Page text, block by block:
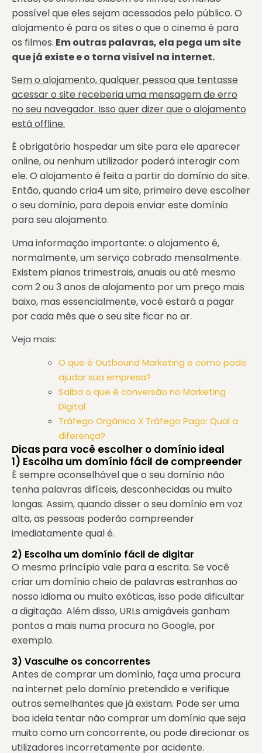
possível que eles sejam acessados pelo público. O
alojamento é para os sites o que o cinema é para
os filmes. Em outras palavras, ela pega um site
que já existe e o torna visível na internet.
Sem o alojamento, qualquer pessoa que tentasse
acessar o site receberia uma mensagem de erro
no seu navegador. Isso quer dizer que o alojamento
está offline.
É obrigatório hospedar um site para ele aparecer
online, ou nenhum utilizador poderá interagir com
ele. O alojamento é feita a partir do domínio do site.
Então, quando cria4 um site, primeiro deve escolher
o seu domínio, para depois enviar este domínio
para seu alojamento.
Uma informação importante: o alojamento é,
normalmente, um serviço cobrado mensalmente.
Existem planos trimestrais, anuais ou até mesmo
com 2 ou 3 anos de alojamento por um preço mais
baixo, mas essencialmente, você estará a pagar
por cada mês que o seu site ficar no ar.
Veja mais:
O que é Outbound Marketing e como pode
ajudar sua empresa?
Saiba o que é conversão no Marketing
Digital
Tráfego Orgânico X Tráfego Pago: Qual a
diferença?
Dicas para você escolher o domínio ideal
1) Escolha um domínio fácil de compreender
É sempre aconselhável que o seu domínio não
tenha palavras difíceis, desconhecidas ou muito
longas. Assim, quando disser o seu domínio em voz
alta, as pessoas poderão compreender
imediatamente qual é.
2) Escolha um domínio fácil de digitar
O mesmo princípio vale para a escrita. Se você
criar um domínio cheio de palavras estranhas ao
nosso idioma ou muito exóticas, isso pode dificultar
a digitação. Além disso, URLs amigáveis ganham
pontos a mais numa procura no Google, por
exemplo.
3) Vasculhe os concorrentes
Antes de comprar um domínio, faça uma procura
na internet pelo domínio pretendido e verifique
outros semelhantes que já existam. Pode ser uma
boa ideia tentar não comprar um domínio que seja
muito como um concorrente, ou pode direcionar os
utilizadores incorretamente por acidente.